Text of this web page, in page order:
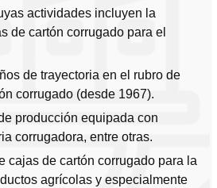
actividades incluyen la
de cartón corrugado para el
de trayectoria en el rubro de
corrugado (desde 1967).
producción equipada con
corrugadora, entre otras.
cajas de cartón corrugado para la
agrícolas y especialmente